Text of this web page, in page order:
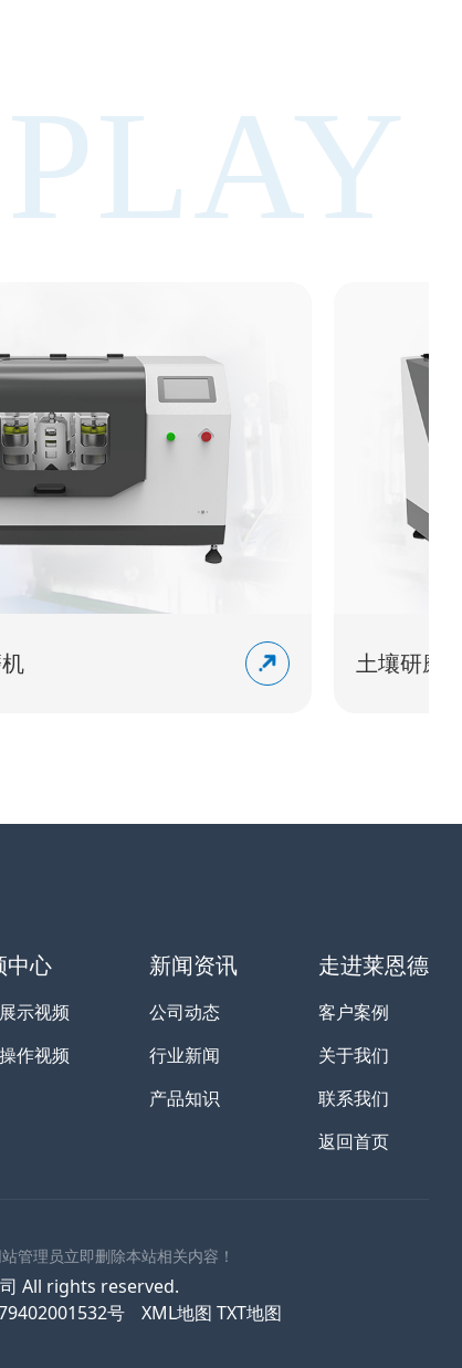
土壤研磨仪
中心
示视频
作视频
新闻资讯
公司动态
行业新闻
产品知识
走进莱恩德
客户案例
关于我们
联系我们
返回首页
管理员立即删除本站相关内容！
All rights reserved.
号 XML地图 TXT地图